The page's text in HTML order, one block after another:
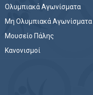
Ολυμπιακά Αγωνίσματα
Μη Ολυμπιακά Αγωνίσματα
Μουσείο Πάλης
Κανονισμοί